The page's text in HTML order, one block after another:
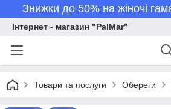
Знижки до 50% на жіночі
Інтернет - магазин "PalMar"
Товари та послуги Обереги